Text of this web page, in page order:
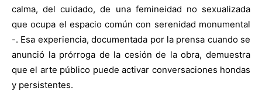
calma, del cuidado, de una femineidad no sexualizada
que ocupa el espacio común con serenidad monumental
-. Esa experiencia, documentada por la prensa cuando se
anunció la prórroga de la cesión de la obra, demuestra
que el arte público puede activar conversaciones hondas
y persistentes.